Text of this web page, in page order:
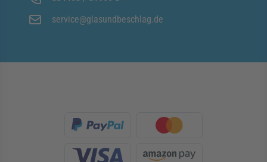
service@glasundbeschlag.de